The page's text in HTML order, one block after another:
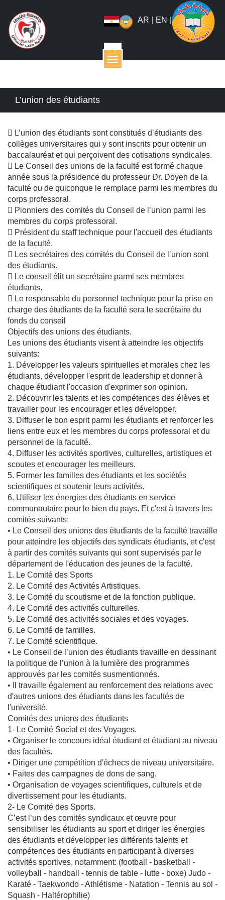
AR EN |
القائمة
L’union des étudiants
 L’union des étudiants sont constitués d’étudiants des
collèges universitaires qui y sont inscrits pour obtenir un
baccalauréat et qui perçoivent des cotisations syndicales.
 Le Conseil des unions de la faculté est formé chaque
année sous la présidence du professeur Dr. Doyen de la
faculté ou de quiconque le remplace parmi les membres du
corps professoral.
 Pionniers des comités du Conseil de l’union parmi les
membres du corps professoral.
 Président du staff technique pour l'accueil des étudiants
de la faculté.
 Les secrétaires des comités du Conseil de l’union sont
des étudiants.
 Le conseil élit un secrétaire parmi ses membres
étudiants.
 Le responsable du personnel technique pour la prise en
charge des étudiants de la faculté sera le secrétaire du
fonds du conseil
Objectifs des unions des étudiants.
Les unions des étudiants visent à atteindre les objectifs
suivants:
1. Développer les valeurs spirituelles et morales chez les
étudiants, développer l'esprit de leadership et donner à
chaque étudiant l'occasion d'exprimer son opinion.
2. Découvrir les talents et les compétences des élèves et
travailler pour les encourager et les développer.
3. Diffuser le bon esprit parmi les étudiants et renforcer les
liens entre eux et les membres du corps professoral et du
personnel de la faculté.
4. Diffuser les activités sportives, culturelles, artistiques et
scoutes et encourager les meilleurs.
5. Former les familles des étudiants et les sociétés
scientifiques et soutenir leurs activités.
6. Utiliser les énergies des étudiants en service
communautaire pour le bien du pays. Et c'est à travers les
comités suivants:
• Le Conseil des unions des étudiants de la faculté travaille
pour atteindre les objectifs des syndicats étudiants, et c'est
à partir des comités suivants qui sont supervisés par le
département de l'éducation des jeunes de la faculté.
1. Le Comité des Sports
2. Le Comité des Activités Artistiques.
3. Le Comité du scoutisme et de la fonction publique.
4. Le Comité des activités culturelles.
5. Le Comité des activités sociales et des voyages.
6. Le Comité de familles.
7. Le Comité scientifique.
• Le Conseil de l’union des étudiants travaille en dessinant
la politique de l’union à la lumière des programmes
approuvés par les comités susmentionnés.
• Il travaille également au renforcement des relations avec
d'autres unions des étudiants dans les facultés de
l'université.
Comités des unions des étudiants
1- Le Comité Social et des Voyages.
• Organiser le concours idéal étudiant et étudiant au niveau
des facultés.
• Diriger une compétition d'échecs de niveau universitaire.
• Faites des campagnes de dons de sang.
• Organisation de voyages scientifiques, culturels et de
divertissement pour les étudiants.
2- Le Comité des Sports.
C’est l’un des comités syndicaux et œuvre pour
sensibiliser les étudiants au sport et diriger les énergies
des étudiants et développer les différents talents et
compétences des étudiants en participant à diverses
activités sportives, notamment: (football - basketball -
volleyball - handball - tennis de table - lutte - boxe) Judo -
Karaté - Taekwondo - Athlétisme - Natation - Tennis au sol -
Squash - Haltérophilie)